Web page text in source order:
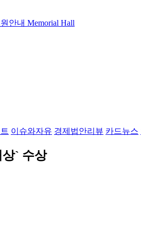
안내 Memorial Hall
이슈와자유 경제법안리뷰 카드뉴스
` 수상